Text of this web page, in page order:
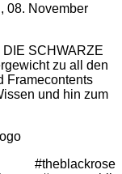
08. November
SCHWARZE
zu all den
Framecontents
und hin zum